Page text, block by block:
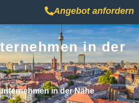
Angebot anfordern
in der
in der Nähe